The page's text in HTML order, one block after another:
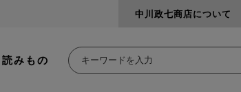
中川政七商店について
読みもの